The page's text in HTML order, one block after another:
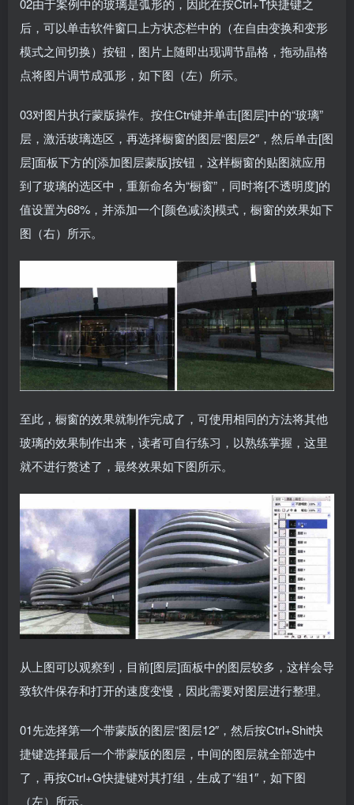
02由于案例中的玻璃是弧形的，因此在按Ctrl+T快捷键之
后，可以单击软件窗口上方状态栏中的（在自由变换和变形
模式之间切换）按钮，图片上随即出现调节晶格，拖动晶格
点将图片调节成弧形，如下图（左）所示。
03对图片执行蒙版操作。按住Ctr键并单击[图层]中的“玻璃”
层，激活玻璃选区，再选择橱窗的图层“图层2″，然后单击[图
层]面板下方的[添加图层蒙版]按钮，这样橱窗的贴图就应用
到了玻璃的选区中，重新命名为“橱窗”，同时将[不透明度]的
值设置为68%，并添加一个[颜色减淡]模式，橱窗的效果如下
图（右）所示。
至此，橱窗的效果就制作完成了，可使用相同的方法将其他
玻璃的效果制作出来，读者可自行练习，以熟练掌握，这里
就不进行赘述了，最终效果如下图所示。
从上图可以观察到，目前[图层]面板中的图层较多，这样会导
致软件保存和打开的速度变慢，因此需要对图层进行整理。
01先选择第一个带蒙版的图层“图层12″，然后按Ctrl+Shit快
捷键选择最后一个带蒙版的图层，中间的图层就全部选中
了，再按Ctrl+G快捷键对其打组，生成了“组1″，如下图
（左）所示。